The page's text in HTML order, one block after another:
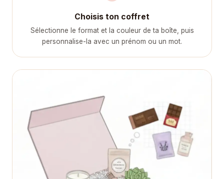
Choisis ton coffret
Sélectionne le format et la couleur de ta boîte, puis
personnalise-la avec un prénom ou un mot.